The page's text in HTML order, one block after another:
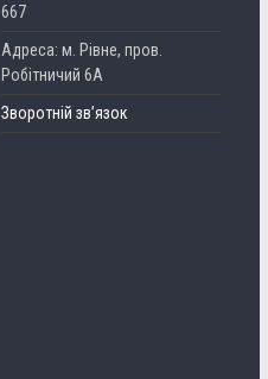
667
Адреса: м. Рівне, пров.
Робітничий 6А
Зворотній зв’язок